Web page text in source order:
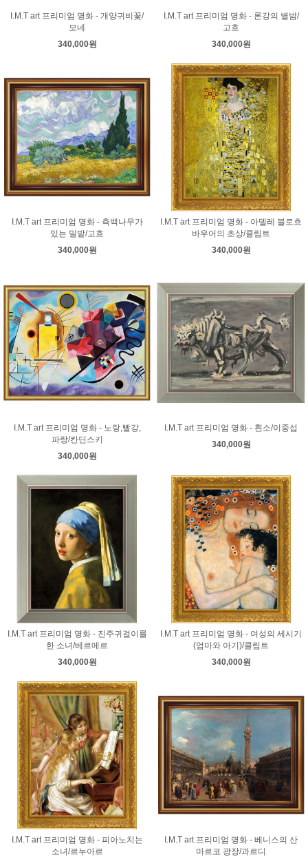
I.M.T art 프리미엄 명화 - 개양귀비꽃/
모네
340,000원
I.M.T art 프리미엄 명화 - 론강의 별밤/
고흐
340,000원
I.M.T art 프리미엄 명화 - 측백나무가
있는 밀밭/고흐
340,000원
I.M.T art 프리미엄 명화 - 아델레 블로흐
바우어의 초상/클림트
340,000원
I.M.T art 프리미엄 명화 - 노랑,빨강,
파랑/칸딘스키
340,000원
I.M.T art 프리미엄 명화 - 흰소/이중섭
340,000원
I.M.T art 프리미엄 명화 - 진주귀걸이를
한 소녀/베르메르
340,000원
I.M.T art 프리미엄 명화 - 여성의 세시기
(엄마와 아기)/클림트
340,000원
I.M.T art 프리미엄 명화 - 피아노치는
소녀/르누아르
I.M.T art 프리미엄 명화 - 베니스의 산
마르코 광장/과르디